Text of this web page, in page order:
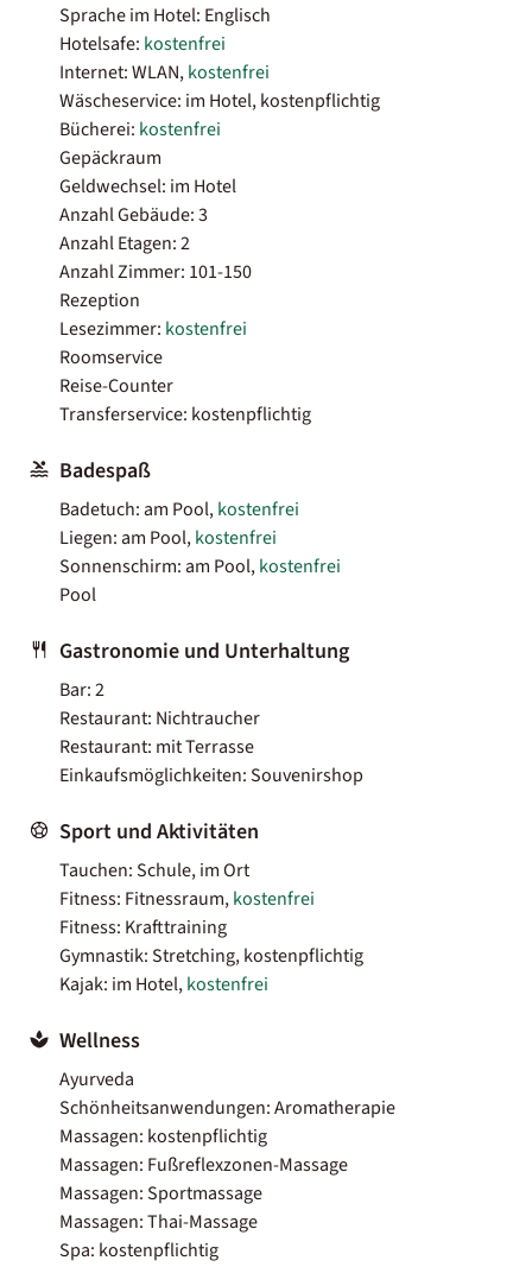
Sprache im Hotel: Englisch
Hotelsafe: kostenfrei
Internet: WLAN,kostenfrei
Wäscheservice: im Hotel, kostenpflichtig
Bücherei: kostenfrei
Gepäckraum
Geldwechsel: im Hotel
Anzahl Gebäude: 3
Anzahl Etagen: 2
Anzahl Zimmer: 101-150
Rezeption
Lesezimmer: kostenfrei
Roomservice
Reise-Counter
Transferservice: kostenpflichtig
Badespaß
Badetuch: am Pool,kostenfrei
Liegen: am Pool,kostenfrei
Sonnenschirm: am Pool,kostenfrei
Pool
Gastronomie und Unterhaltung
Bar: 2
Restaurant: Nichtraucher
Restaurant: mit Terrasse
Einkaufsmöglichkeiten: Souvenirshop
Sport und Aktivitäten
Tauchen: Schule, im Ort
Fitness: Fitnessraum,kostenfrei
Fitness: Krafttraining
Gymnastik: Stretching, kostenpflichtig
Kajak: im Hotel,kostenfrei
Wellness
Ayurveda
Schönheitsanwendungen: Aromatherapie
Massagen: kostenpflichtig
Massagen: Fußreflexzonen-Massage
Massagen: Sportmassage
Massagen: Thai-Massage
Spa: kostenpflichtig